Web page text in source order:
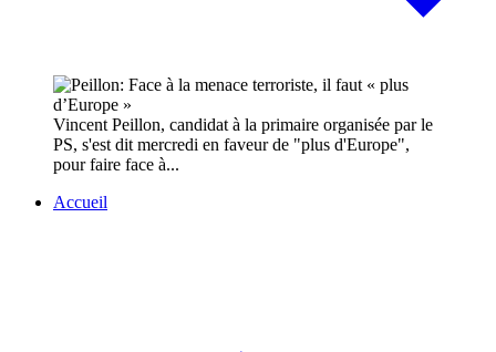
Vincent Peillon, candidat à la primaire organisée par le
PS, s'est dit mercredi en faveur de "plus d'Europe",
pour faire face à...
Accueil